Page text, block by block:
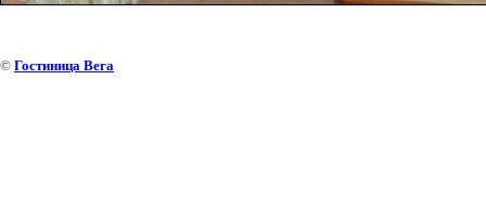
© Гостиница Вега